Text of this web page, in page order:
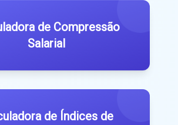
de Compressão
Salarial
de Índices de